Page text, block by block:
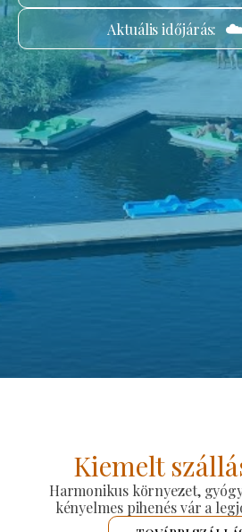
Aktuális időjárás: ☁️
Kiemelt
Harmonikus környezet,
kényelmes pihenés vár a